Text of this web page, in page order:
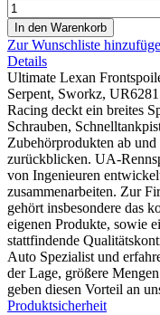
In den Warenkorb
Zur Wunschliste
Details
Ultimate Lexan
Serpent, Sworkz,
Racing deckt ein breites
Schrauben,
Zubehörprodukten ab
zurückblicken. UA-
von Ingenieuren
zusammenarbeiten. Zur
gehört insbesondere das
eigenen Produkte, sowie
stattfindende
Auto Spezialist und
der Lage, größere
geben diesen Vorteil an
Produktsicherheit